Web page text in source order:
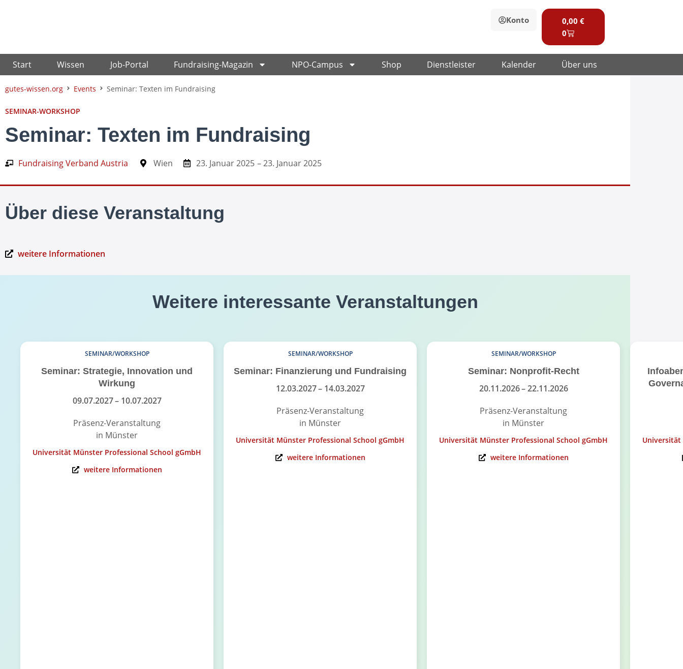
Konto 0,00 €
0
Warenkorb
Start Wissen Job-Portal Fundraising-Magazin NPO-Campus Shop Dienstleister Kalender Über uns
gutes-wissen.org Events Seminar: Texten im Fundraising
SEMINAR-WORKSHOP
Seminar: Texten im Fundraising
Fundraising Verband Austria Wien 23. Januar 2025 – 23. Januar 2025
Über diese Veranstaltung
weitere Informationen
Weitere interessante Veranstaltungen
SEMINAR/WORKSHOP
Seminar: Strategie, Innovation und
Wirkung
09.07.2027– 10.07.2027
Präsenz-Veranstaltung
in Münster
Universität Münster Professional School gGmbH
weitere Informationen
SEMINAR/WORKSHOP
Seminar: Finanzierung und Fundraising
12.03.2027– 14.03.2027
Präsenz-Veranstaltung
in Münster
Universität Münster Professional School gGmbH
weitere Informationen
SEMINAR/WORKSHOP
Seminar: Nonprofit-Recht
20.11.2026– 22.11.2026
Präsenz-Veranstaltung
in Münster
Universität Münster Professional School gGmbH
weitere Informationen
Universität